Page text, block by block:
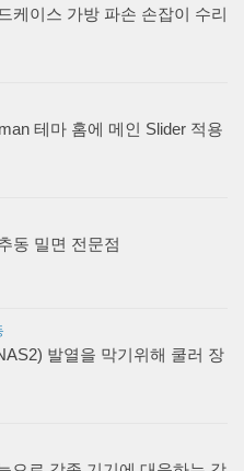
케이스 가방 파손 손잡이 수리
테마 홈에 메인 Slider 적용
동 밀면 전문점
발열을 막기위해 쿨러 장